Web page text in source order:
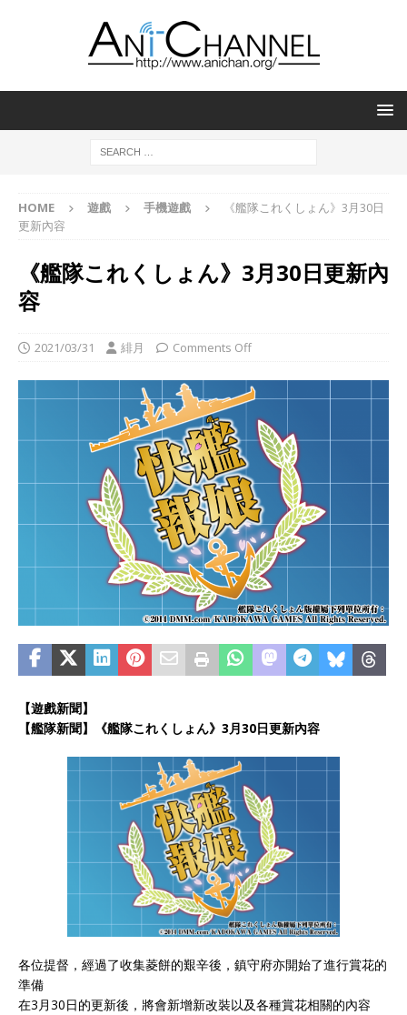
HOME 遊戲 手機遊戲
《艦隊これくしょん》3月30日
更新內容
《艦隊これくしょん》3月30日更新內
容
2021/03/31 緋月 Comments Off
【遊戲新聞】
【艦隊新聞】《艦隊これくしょん》3月30日更新內容
各位提督，經過了收集菱餅的艱辛後，鎮守府亦開始了進行賞花的
準備
在3月30日的更新後，將會新增新改裝以及各種賞花相關的內容